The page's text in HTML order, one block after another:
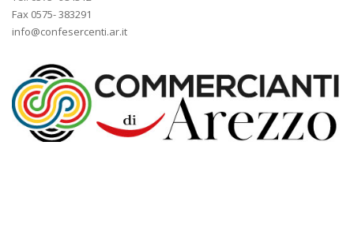
Fax 0575- 383291
info@confesercenti.ar.it